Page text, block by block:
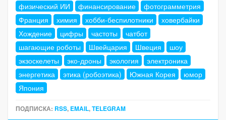
физический ИИ
финансирование
фотограмметрия
Франция
химия хобби-беспилотники
ховербайки
Хождение
цифры частоты
чатбот
шагающие роботы
Швейцария Швеция
шоу
экзоскелеты
эко-дроны экология
электроника
энергетика
этика (робоэтика) Южная Корея
юмор
Япония
ПОДПИСКА: RSS, EMAIL,TELEGRAM